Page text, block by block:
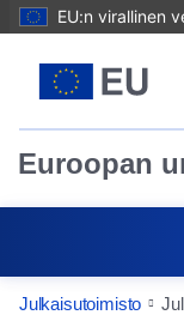
EU:n virallinen
Euroopan
Julkaisutoimisto